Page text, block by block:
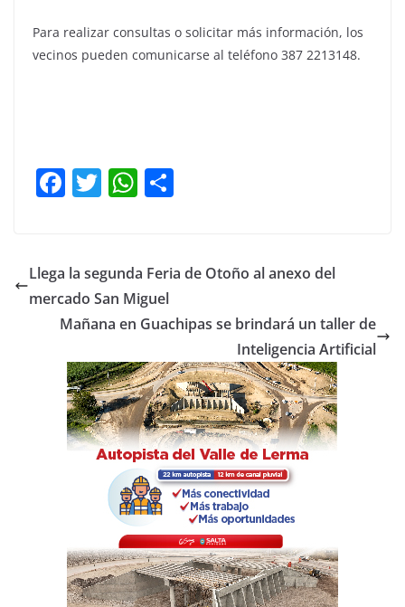
Para realizar consultas o solicitar más información, los
vecinos pueden comunicarse al teléfono 387 2213148.
F
e
b
o
o
k
T
er
W
s
A
p
p
p
tir
Llega la segunda Feria de Otoño al anexo del
mercado San Miguel
Mañana en Guachipas se brindará un taller de
Inteligencia Artificial